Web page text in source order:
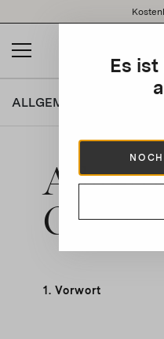
note:
website
an
accessibility
system.
Es
ALLGEMEINE
1. Vorwort